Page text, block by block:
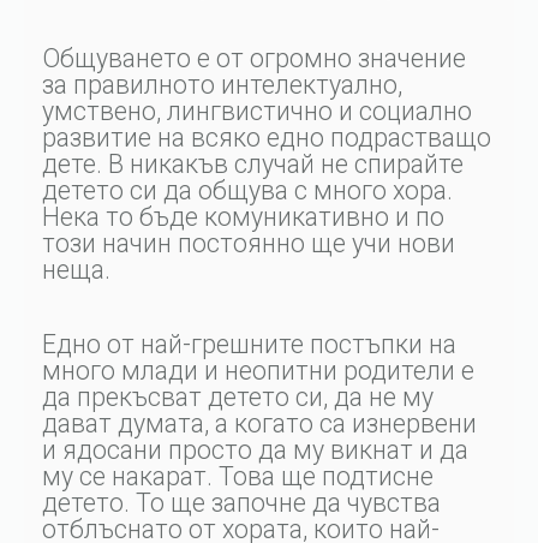
Общуването е от огромно значение
за правилното интелектуално,
умствено, лингвистично и социално
развитие на всяко едно подрастващо
дете. В никакъв случай не спирайте
детето си да общува с много хора.
Нека то бъде комуникативно и по
този начин постоянно ще учи нови
неща.
Едно от най-грешните постъпки на
много млади и неопитни родители е
да прекъсват детето си, да не му
дават думата, а когато са изнервени
и ядосани просто да му викнат и да
му се накарат. Това ще подтисне
детето. То ще започне да чувства
отблъснато от хората, които най-